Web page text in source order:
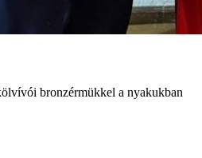
bronzérmükkel a nyakukban